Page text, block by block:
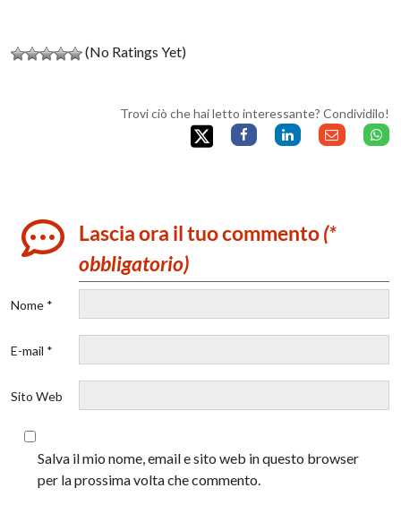
(No Ratings Yet)
Trovi ciò che hai letto interessante? Condividilo!
Lascia ora il tuo commento(*
obbligatorio)
Nome *
E-mail *
Sito Web
Salva il mio nome, email e sito web in questo browser
per la prossima volta che commento.